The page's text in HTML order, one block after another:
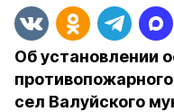
Об установлении
сел Валуйского